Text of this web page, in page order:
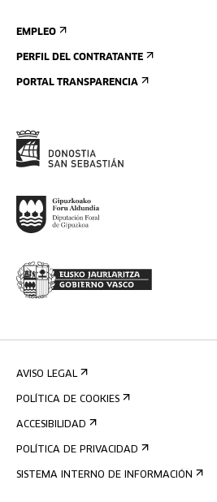
EMPLEO
PERFIL DEL CONTRATANTE
PORTAL TRANSPARENCIA
AVISO LEGAL
POLÍTICA DE COOKIES
ACCESIBILIDAD
POLÍTICA DE PRIVACIDAD
SISTEMA INTERNO DE INFORMACIÓN